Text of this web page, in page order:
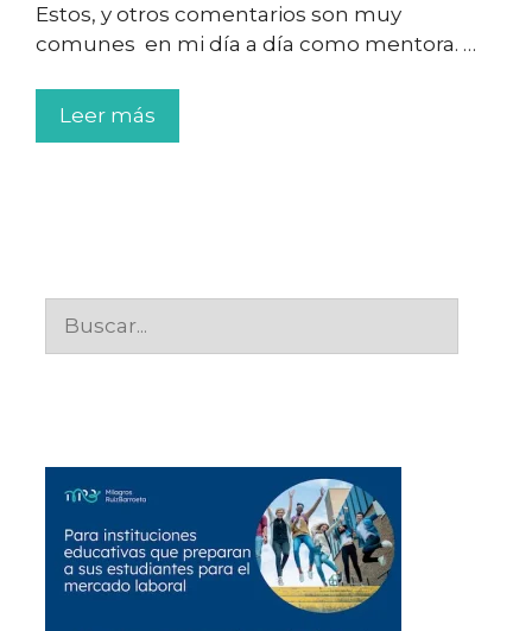
Estos, y otros comentarios son muy
comunes en mi día a día como mentora. …
Leer más